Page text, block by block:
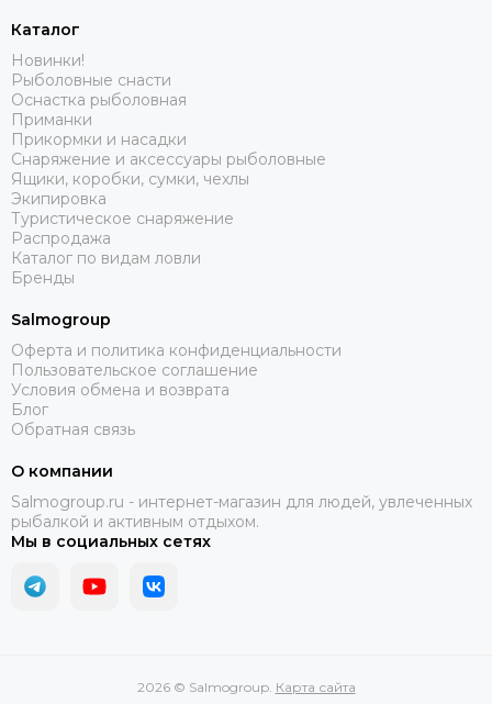
Каталог
Новинки!
Рыболовные снасти
Оснастка рыболовная
Приманки
Прикормки и насадки
Снаряжение и аксессуары рыболовные
Ящики, коробки, сумки, чехлы
Экипировка
Туристическое снаряжение
Распродажа
Каталог по видам ловли
Бренды
Salmogroup
Оферта и политика конфиденциальности
Пользовательское соглашение
Условия обмена и возврата
Блог
Обратная связь
О компании
Salmogroup.ru - интернет-магазин для людей, увлеченных
рыбалкой и активным отдыхом.
Мы в социальных сетях
2026 © Salmogroup. Карта сайта